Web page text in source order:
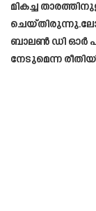
മികച്ച
ബാലൺ ഡി ഓർ
നേടുമെന്ന